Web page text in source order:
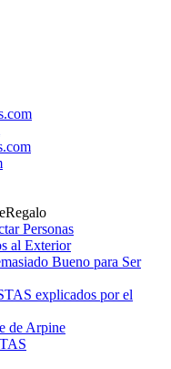
Personas
al Exterior
Bueno para Ser
explicados por el
de Arpine